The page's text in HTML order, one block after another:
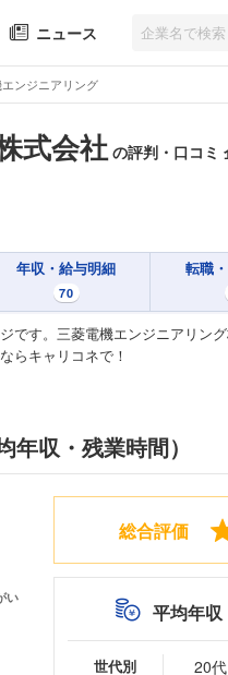
ニュース
ンジニアリング
式会社 の評判・口コミ
年収・給与明細
70
転職
です。三菱電機エンジニアリ
らキャリコネで！
収・残業時間）
総合評価
平均年収
世代別
20代